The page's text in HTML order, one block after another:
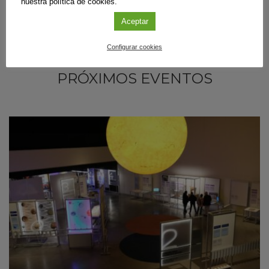
PRÓXIMOS EVENTOS
Aceptar
Configurar cookies